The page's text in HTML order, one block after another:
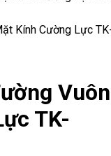
TK-